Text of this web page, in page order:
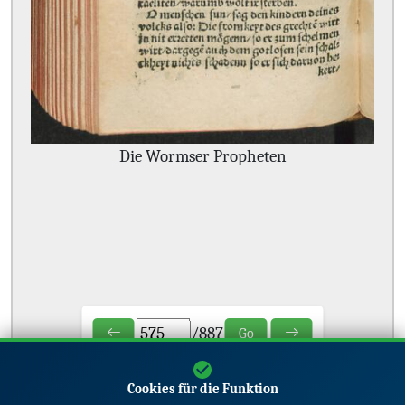
Die Wormser Propheten
/887 Go
Cookies für die Funktion